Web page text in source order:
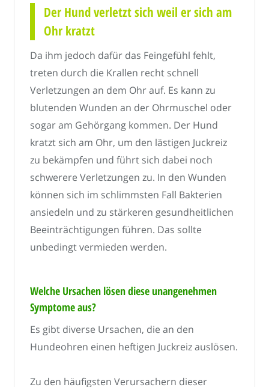
Der Hund verletzt sich weil er sich am
Ohr kratzt
Da ihm jedoch dafür das Feingefühl fehlt,
treten durch die Krallen recht schnell
Verletzungen an dem Ohr auf. Es kann zu
blutenden Wunden an der Ohrmuschel oder
sogar am Gehörgang kommen. Der Hund
kratzt sich am Ohr, um den lästigen Juckreiz
zu bekämpfen und führt sich dabei noch
schwerere Verletzungen zu. In den Wunden
können sich im schlimmsten Fall Bakterien
ansiedeln und zu stärkeren gesundheitlichen
Beeinträchtigungen führen. Das sollte
unbedingt vermieden werden.
Welche Ursachen lösen diese unangenehmen
Symptome aus?
Es gibt diverse Ursachen, die an den
Hundeohren einen heftigen Juckreiz auslösen.
Zu den häufigsten Verursachern dieser